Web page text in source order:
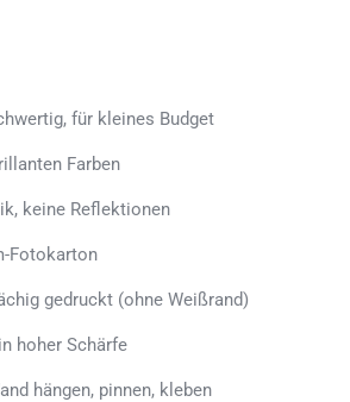
für kleines Budget
Farben
keine Reflektionen
Fotokarton
gedruckt (ohne Weißrand)
hoher Schärfe
hängen, pinnen, kleben